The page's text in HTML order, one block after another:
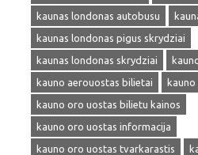
kaunas londonas autobusu
kaunas londonas pigus skrydziai
kaunas londonas skrydziai
kauno aerouostas bilietai
kauno oro uostas bilietu kainos
kauno oro uostas informacija
kauno oro uostas tvarkarastis